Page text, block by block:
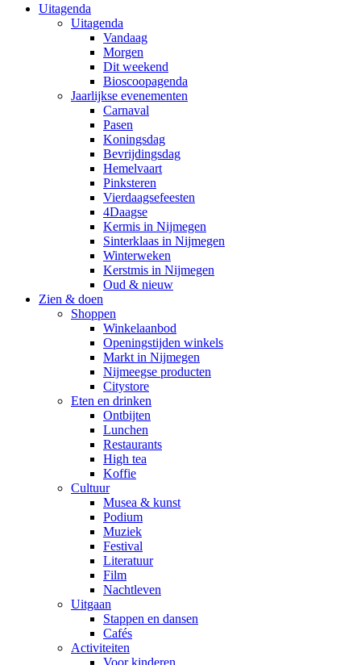
Uitagenda
Uitagenda
Vandaag
Morgen
Dit weekend
Bioscoopagenda
Jaarlijkse evenementen
Carnaval
Pasen
Koningsdag
Bevrijdingsdag
Hemelvaart
Pinksteren
Vierdaagsefeesten
4Daagse
Kermis in Nijmegen
Sinterklaas in Nijmegen
Winterweken
Kerstmis in Nijmegen
Oud & nieuw
Zien & doen
Shoppen
Winkelaanbod
Openingstijden winkels
Markt in Nijmegen
Nijmeegse producten
Citystore
Eten en drinken
Ontbijten
Lunchen
Restaurants
High tea
Koffie
Cultuur
Musea & kunst
Podium
Muziek
Festival
Literatuur
Film
Nachtleven
Uitgaan
Stappen en dansen
Cafés
Activiteiten
Voor kinderen